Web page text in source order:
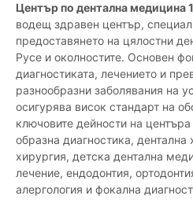
Център по дентална медицина
водещ здравен център,
предоставянето на цялостни
Русе и околностите. Основен
диагностиката, лечението и
разнообразни заболявания на
осигурява висок стандарт на
ключовите дейности на
образна диагностика, дентална
хирургия, детска дентална
лечение, ендодонтия,
алергология и фокална